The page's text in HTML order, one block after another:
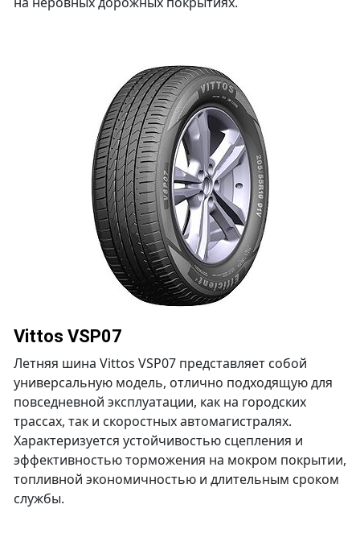
Vittos VSP07
Летняя шина Vittos VSP07 представляет собой
универсальную модель, отлично подходящую для
повседневной эксплуатации, как на городских
трассах, так и скоростных автомагистралях.
Характеризуется устойчивостью сцепления и
эффективностью торможения на мокром покрытии,
топливной экономичностью и длительным сроком
службы.